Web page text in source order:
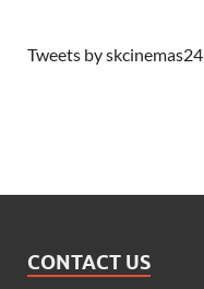
Tweets by skcinemas24
CONTACT US